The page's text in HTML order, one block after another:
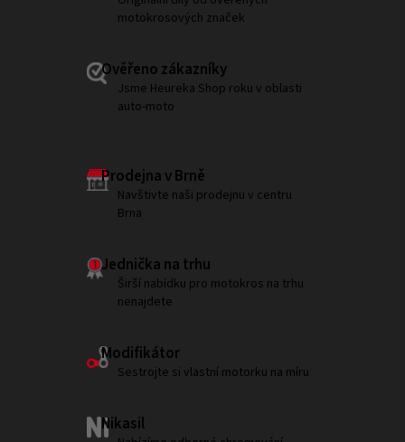
motokrosových značek
Ověřeno zákazníky
Jsme Heureka Shop roku v oblasti
auto-moto
Prodejna v Brně
Navštivte naši prodejnu v centru
Brna
Jednička na trhu
Širší nabídku pro motokros na trhu
nenajdete
Modifikátor
Sestrojte si vlastní motorku na míru
Nikasil